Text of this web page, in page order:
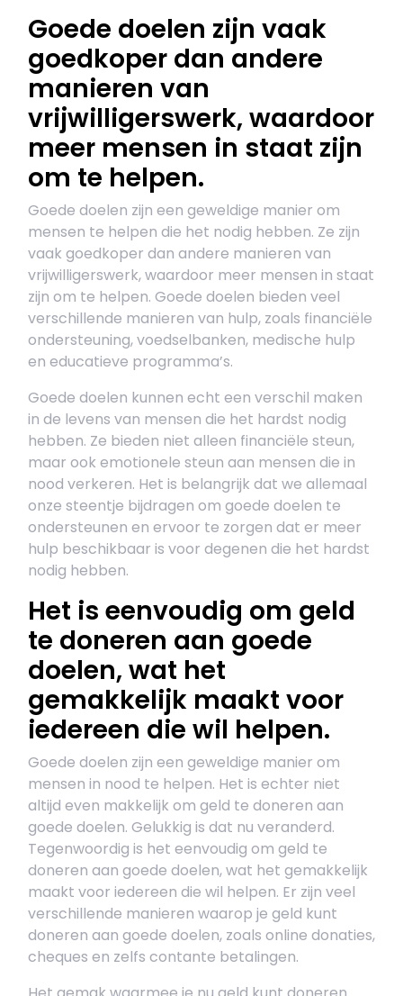
Goede doelen zijn vaak
goedkoper dan andere
manieren van
vrijwilligerswerk, waardoor
meer mensen in staat zijn
om te helpen.
Goede doelen zijn een geweldige manier om
mensen te helpen die het nodig hebben. Ze zijn
vaak goedkoper dan andere manieren van
vrijwilligerswerk, waardoor meer mensen in staat
zijn om te helpen. Goede doelen bieden veel
verschillende manieren van hulp, zoals financiële
ondersteuning, voedselbanken, medische hulp
en educatieve programma’s.
Goede doelen kunnen echt een verschil maken
in de levens van mensen die het hardst nodig
hebben. Ze bieden niet alleen financiële steun,
maar ook emotionele steun aan mensen die in
nood verkeren. Het is belangrijk dat we allemaal
onze steentje bijdragen om goede doelen te
ondersteunen en ervoor te zorgen dat er meer
hulp beschikbaar is voor degenen die het hardst
nodig hebben.
Het is eenvoudig om geld
te doneren aan goede
doelen, wat het
gemakkelijk maakt voor
iedereen die wil helpen.
Goede doelen zijn een geweldige manier om
mensen in nood te helpen. Het is echter niet
altijd even makkelijk om geld te doneren aan
goede doelen. Gelukkig is dat nu veranderd.
Tegenwoordig is het eenvoudig om geld te
doneren aan goede doelen, wat het gemakkelijk
maakt voor iedereen die wil helpen. Er zijn veel
verschillende manieren waarop je geld kunt
doneren aan goede doelen, zoals online donaties,
cheques en zelfs contante betalingen.